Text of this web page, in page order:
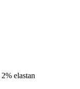
elastan